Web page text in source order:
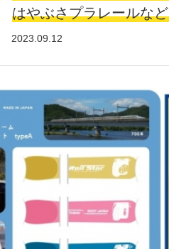
はやぶさプラレールなど
2023.09.12